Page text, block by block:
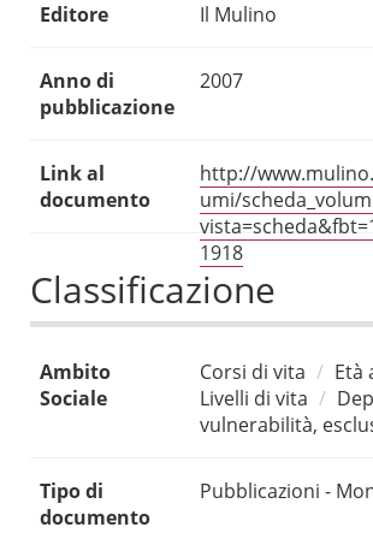
Editore Il Mulino
Anno di
pubblicazione
2007
Link al
documento
http://
umi/
1918
Classificazione
Ambito
Sociale
Corsi di vita
Età
Livelli di vita
vulnerabilità,
Tipo di
documento
Pubblicazioni -